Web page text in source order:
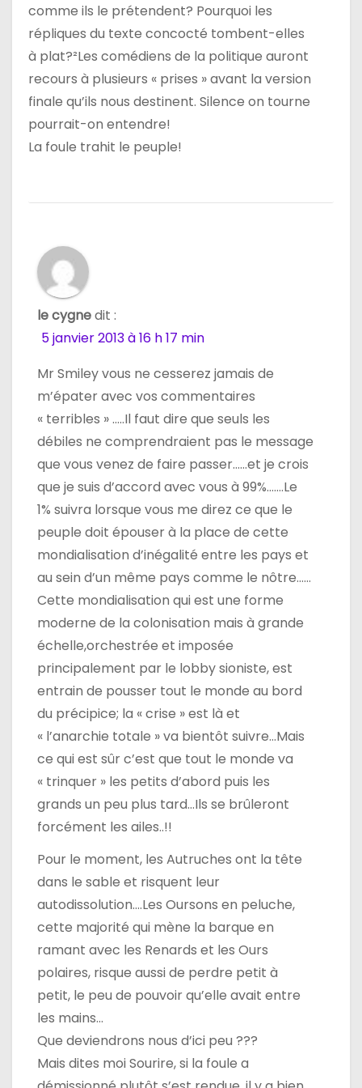
comme ils le prétendent? Pourquoi les
répliques du texte concocté tombent-elles
à plat?²Les comédiens de la politique auront
recours à plusieurs « prises » avant la version
finale qu’ils nous destinent. Silence on tourne
pourrait-on entendre!
La foule trahit le peuple!
le cygnedit :
5 janvier 2013 à 16 h 17 min
Mr Smiley vous ne cesserez jamais de
m’épater avec vos commentaires
« terribles » …..Il faut dire que seuls les
débiles ne comprendraient pas le message
que vous venez de faire passer……et je crois
que je suis d’accord avec vous à 99%…….Le
1% suivra lorsque vous me direz ce que le
peuple doit épouser à la place de cette
mondialisation d’inégalité entre les pays et
au sein d’un même pays comme le nôtre……
Cette mondialisation qui est une forme
moderne de la colonisation mais à grande
échelle,orchestrée et imposée
principalement par le lobby sioniste, est
entrain de pousser tout le monde au bord
du précipice; la « crise » est là et
« l’anarchie totale » va bientôt suivre…Mais
ce qui est sûr c’est que tout le monde va
« trinquer » les petits d’abord puis les
grands un peu plus tard…Ils se brûleront
forcément les ailes..!!
Pour le moment, les Autruches ont la tête
dans le sable et risquent leur
autodissolution….Les Oursons en peluche,
cette majorité qui mène la barque en
ramant avec les Renards et les Ours
polaires, risque aussi de perdre petit à
petit, le peu de pouvoir qu’elle avait entre
les mains…
Que deviendrons nous d’ici peu ???
Mais dites moi Sourire, si la foule a